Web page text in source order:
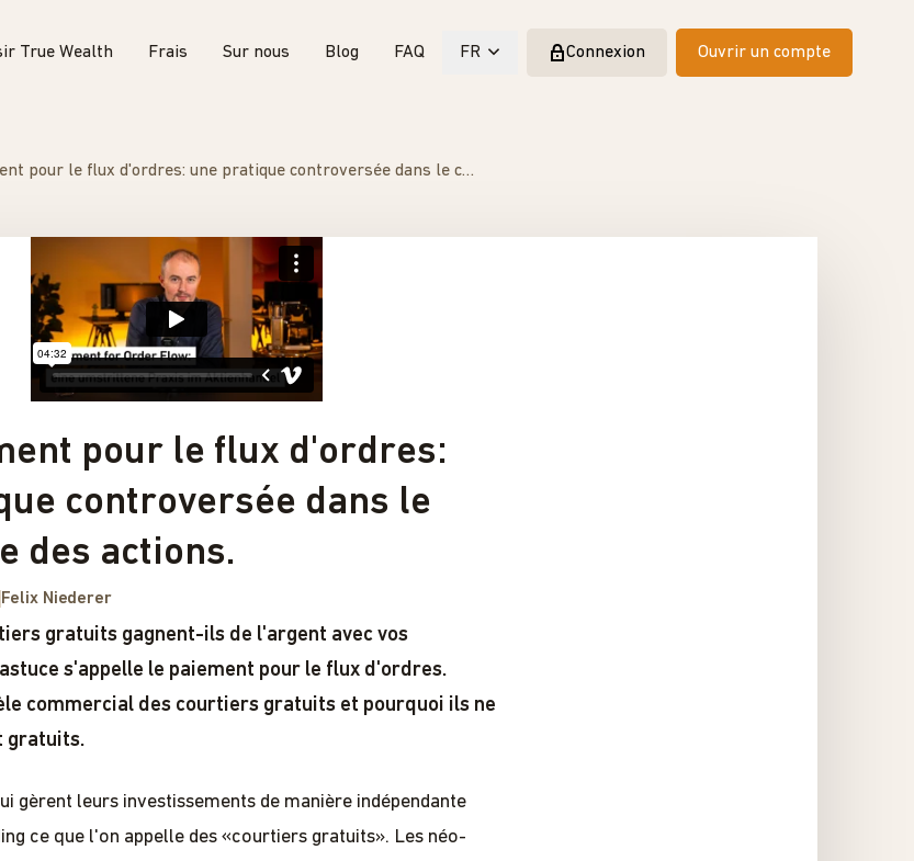
True Wealth Frais Sur nous Blog FAQ FR Connexion Ouvrir un compte
#28 Paiement pour le flux d'ordres: une pratique controversée dans le commerce des actions.
pour le flux d'ordres:
controversée dans le
des actions.
Felix Niederer
gratuits gagnent-ils de l'argent avec vos
s'appelle le paiement pour le flux d'ordres.
commercial des courtiers gratuits et pourquoi ils ne
gratuits.
gèrent leurs investissements de manière indépendante
ce que l'on appelle des «courtiers gratuits». Les néo-